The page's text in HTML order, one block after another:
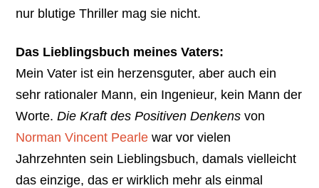
nur blutige Thriller mag sie nicht.
Das Lieblingsbuch meines Vaters:
Mein Vater ist ein herzensguter, aber auch ein
sehr rationaler Mann, ein Ingenieur, kein Mann der
Worte.Die Kraft des Positiven Denkens von
Norman Vincent Pearle war vor vielen
Jahrzehnten sein Lieblingsbuch, damals vielleicht
das einzige, das er wirklich mehr als einmal